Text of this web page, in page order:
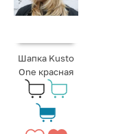
Шапка Kusto
One красная